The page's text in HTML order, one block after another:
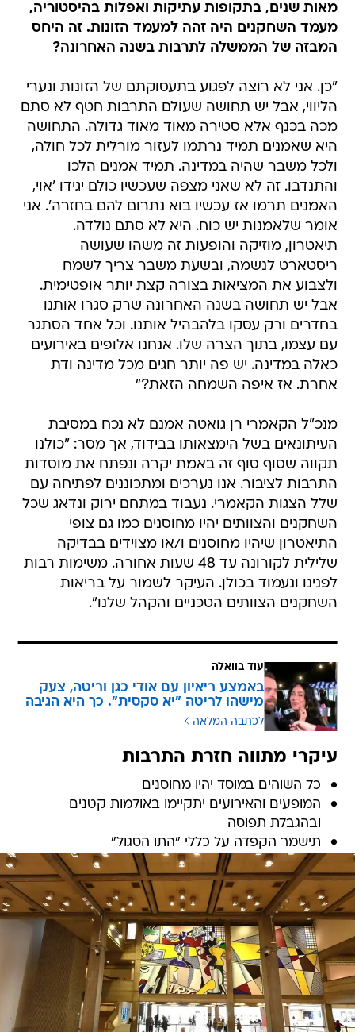
מאות שנים, בתקופות עתיקות ואפלות בהיסטוריה,
מעמד השחקנים היה זהה למעמד הזונות. זה היחס
המבזה של הממשלה לתרבות בשנה האחרונה?
"כן. אני לא רוצה לפגוע בתעסוקתם של הזונות ונערי
הליווי, אבל יש תחושה שעולם התרבות חטף לא סתם
מכה בכנף אלא סטירה מאוד מאוד גדולה. התחושה
היא שאמנים תמיד נרתמו לעזור מורלית לכל חולה,
ולכל משבר שהיה במדינה. תמיד אמנים הלכו
והתנדבו. זה לא שאני מצפה שעכשיו כולם יגידו 'אוי,
האמנים תרמו אז עכשיו בוא נתרום להם בחזרה'. אני
אומר שלאמנות יש כוח. היא לא סתם נולדה.
תיאטרון, מוזיקה והופעות זה משהו שעושה
ריסטארט לנשמה, ובשעת משבר צריך לשמח
ולצבוע את המציאות בצורה קצת יותר אופטימית.
אבל יש תחושה בשנה האחרונה שרק סגרו אותנו
בחדרים ורק עסקו בלהבהיל אותנו. וכל אחד הסתגר
עם עצמו, בתוך הצרה שלו. אנחנו אלופים באירועים
כאלה במדינה. יש פה יותר חגים מכל מדינה ודת
אחרת. אז איפה השמחה הזאת?"
מנכ"ל הקאמרי רן גואטה אמנם לא נכח במסיבת
העיתונאים בשל הימצאותו בבידוד, אך מסר: "כולנו
תקווה שסוף סוף זה באמת יקרה ונפתח את מוסדות
התרבות לציבור. אנו נערכים ומתכוננים לפתיחה עם
שלל הצגות הקאמרי. נעבוד במתחם ירוק ונדאג שכל
השחקנים והצוותים יהיו מחוסנים כמו גם צופי
התיאטרון שיהיו מחוסנים ו/או מצוידים בבדיקה
שלילית לקורונה עד 48 שעות אחורה. משימות רבות
לפנינו ונעמוד בכולן. העיקר לשמור על בריאות
השחקנים הצוותים הטכניים והקהל שלנו".
עוד בוואלה
באמצע ריאיון עם אודי כגן וריטה, צעק
מישהו לריטה "יא סקסית". כך היא הגיבה
לכתבה המלאה
עיקרי מתווה חזרת התרבות
כל השוהים במוסד יהיו מחוסנים
המופעים והאירועים יתקיימו באולמות קטנים
ובהגבלת תפוסה
תישמר הקפדה על כללי "התו הסגול"